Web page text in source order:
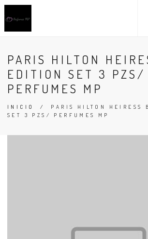
PARIS HILTON
EDITION SET 3 PZS/
PERFUMES MP
INICIO / PARIS HILTON HEIRESS
SET 3 PZS/ PERFUMES MP